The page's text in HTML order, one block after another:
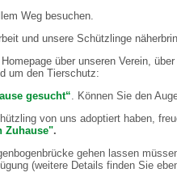
Weg besuchen.
und unsere Schützlinge
über unseren Verein,
um den Tierschutz:
gesucht“. Können Sie den
von uns adoptiert haben,
Zuhause".
gehen lassen
(weitere Details finden Sie